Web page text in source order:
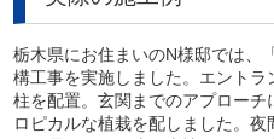
栃木県にお住まいのN様邸では、
構工事を実施しました。エント
柱を配置。玄関までのアプロー
ロピカルな植栽を配しました。